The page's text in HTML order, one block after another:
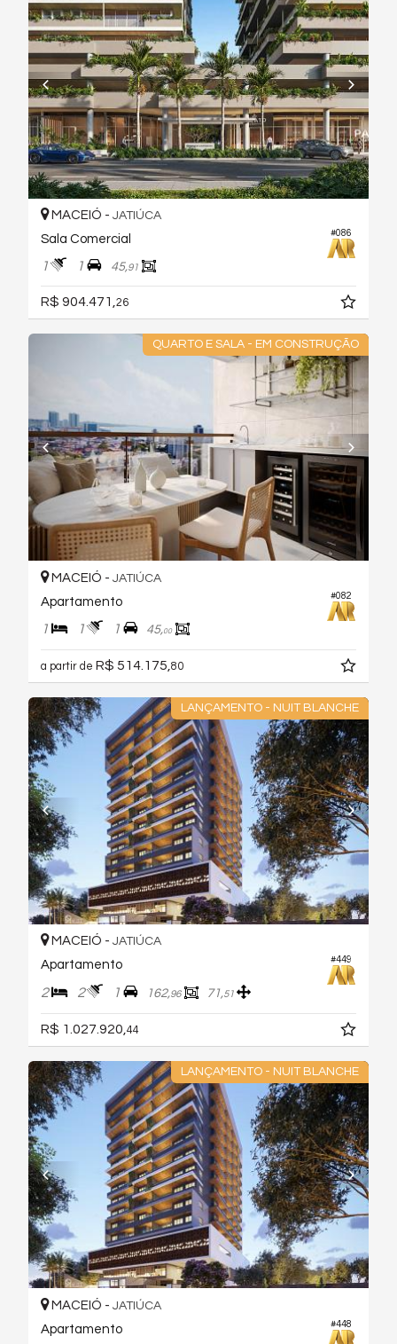
#086
MACEIÓ - JATIÚCA
Sala Comercial
1 1 45,91
R$ 904.471,26
QUARTO E SALA - EM CONSTRUÇÃO
#082
MACEIÓ - JATIÚCA
Apartamento
1 1 1 45,00
a partir de R$ 514.175, 80
LANÇAMENTO - NUIT BLANCHE
#449
MACEIÓ - JATIÚCA
Apartamento
2 2 1 162,96 71,51
R$ 1.027.920,44
LANÇAMENTO - NUIT BLANCHE
#448
MACEIÓ - JATIÚCA
Apartamento